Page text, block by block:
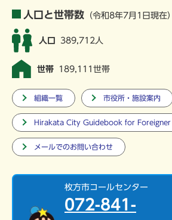
人口と世帯数 （令和8年7月1日現在）
人口 389,712人
世帯 189,111世帯
組織一覧 市役所・施設案内
Hirakata City Guidebook for Foreigner
メールでのお問い合わせ
枚方市コールセンター
072-841-